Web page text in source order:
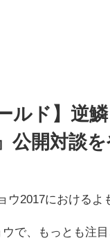
ルド】逆
公開対談
ウ2017におけるよ
ウで、もっとも注